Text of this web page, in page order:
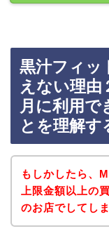
黒汁フィッ
えない理
月に利用で
とを理解す
もしかしたら、
上限金額以上の
のお店でしてし